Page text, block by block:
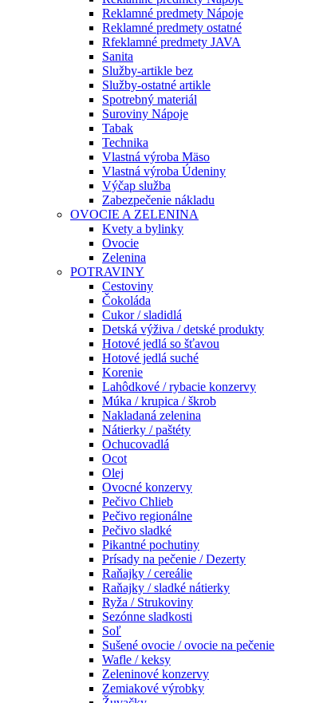
Reklamné predmety Nápoje
Reklamné predmety ostatné
Rfeklamné predmety JAVA
Sanita
Služby-artikle bez
Služby-ostatné artikle
Spotrebný materiál
Suroviny Nápoje
Tabak
Technika
Vlastná výroba Mäso
Vlastná výroba Údeniny
Výčap služba
Zabezpečenie nákladu
OVOCIE A ZELENINA
Kvety a bylinky
Ovocie
Zelenina
POTRAVINY
Cestoviny
Čokoláda
Cukor / sladidlá
Detská výživa / detské produkty
Hotové jedlá so šťavou
Hotové jedlá suché
Korenie
Lahôdkové / rybacie konzervy
Múka / krupica / škrob
Nakladaná zelenina
Nátierky / paštéty
Ochucovadlá
Ocot
Olej
Ovocné konzervy
Pečivo Chlieb
Pečivo regionálne
Pečivo sladké
Pikantné pochutiny
Prísady na pečenie / Dezerty
Raňajky / cereálie
Raňajky / sladké nátierky
Ryža / Strukoviny
Sezónne sladkosti
Soľ
Sušené ovocie / ovocie na pečenie
Wafle / keksy
Zeleninové konzervy
Zemiakové výrobky